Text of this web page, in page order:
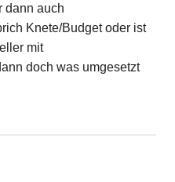
dann auch
Knete/Budget oder ist
mit
doch was umgesetzt